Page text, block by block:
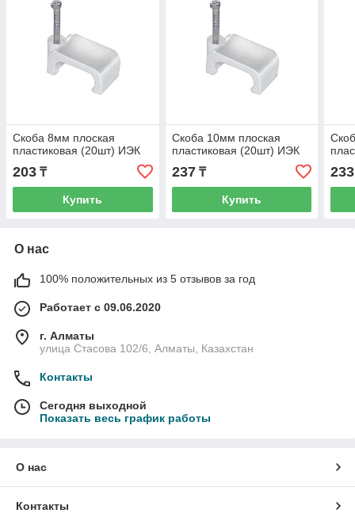
Скоба 8мм плоская
пластиковая (20шт) ИЭК
203 ₸
Купить
Скоба 10мм плоская
пластиковая (20шт) ИЭК
237₸
Купить
233
О нас
100% положительных из 5 отзывов за год
Работает с 09.06.2020
г. Алматы
улица Стасова 102/6, Алматы, Казахстан
Контакты
Сегодня выходной
Показать весь график работы
О нас
Контакты